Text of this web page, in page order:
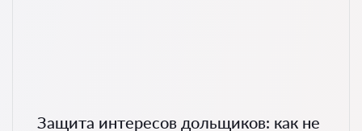
Защита интересов дольщиков: как не